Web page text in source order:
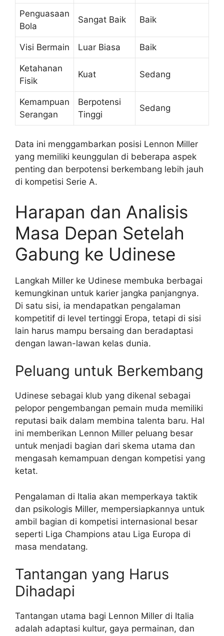
Penguasaan
Bola
Sangat Baik Baik
Visi Bermain Luar Biasa Baik
Ketahanan
Fisik
Kuat Sedang
Kemampuan
Serangan
Berpotensi
Tinggi
Sedang
Data ini menggambarkan posisi Lennon Miller
yang memiliki keunggulan di beberapa aspek
penting dan berpotensi berkembang lebih jauh
di kompetisi Serie A.
Harapan dan Analisis
Masa Depan Setelah
Gabung ke Udinese
Langkah Miller ke Udinese membuka berbagai
kemungkinan untuk karier jangka panjangnya.
Di satu sisi, ia mendapatkan pengalaman
kompetitif di level tertinggi Eropa, tetapi di sisi
lain harus mampu bersaing dan beradaptasi
dengan lawan-lawan kelas dunia.
Peluang untuk Berkembang
Udinese sebagai klub yang dikenal sebagai
pelopor pengembangan pemain muda memiliki
reputasi baik dalam membina talenta baru. Hal
ini memberikan Lennon Miller peluang besar
untuk menjadi bagian dari skema utama dan
mengasah kemampuan dengan kompetisi yang
ketat.
Pengalaman di Italia akan memperkaya taktik
dan psikologis Miller, mempersiapkannya untuk
ambil bagian di kompetisi internasional besar
seperti Liga Champions atau Liga Europa di
masa mendatang.
Tantangan yang Harus
Dihadapi
Tantangan utama bagi Lennon Miller di Italia
adalah adaptasi kultur, gaya permainan, dan